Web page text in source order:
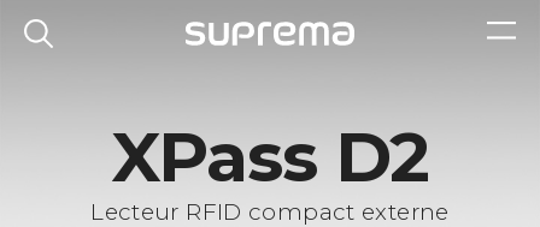
XPass D2
Lecteur RFID compact externe